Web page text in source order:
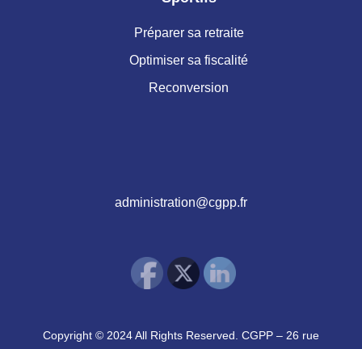
Préparer sa retraite
Optimiser sa fiscalité
Reconversion
administration@cgpp.fr
Copyright © 2024 All Rights Reserved. CGPP – 26 rue